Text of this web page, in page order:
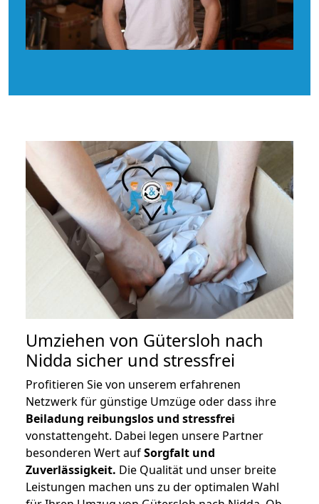
Umziehen von Gütersloh nach
Nidda sicher und stressfrei
Profitieren Sie von unserem erfahrenen
Netzwerk für günstige Umzüge oder dass ihre
Beiladung reibungslos und stressfrei
vonstattengeht. Dabei legen unsere Partner
besonderen Wert aufSorgfalt und
Zuverlässigkeit. Die Qualität und unser breite
Leistungen machen uns zu der optimalen Wahl